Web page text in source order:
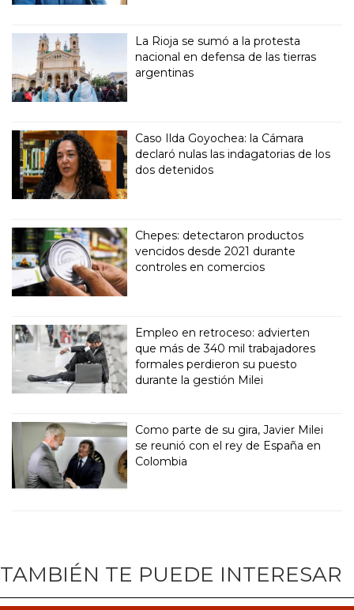
La Rioja se sumó a la protesta
nacional en defensa de las tierras
argentinas
Caso Ilda Goyochea: la Cámara
declaró nulas las indagatorias de los
dos detenidos
Chepes: detectaron productos
vencidos desde 2021 durante
controles en comercios
Empleo en retroceso: advierten
que más de 340 mil trabajadores
formales perdieron su puesto
durante la gestión Milei
Como parte de su gira, Javier Milei
se reunió con el rey de España en
Colombia
TAMBIÉN TE PUEDE INTERESAR